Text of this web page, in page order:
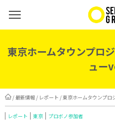
東京ホームタウンプロ
ュー
/最新情報 / レポート / 東京ホームタウンプロ
レポート 東京 プロボノ参加者